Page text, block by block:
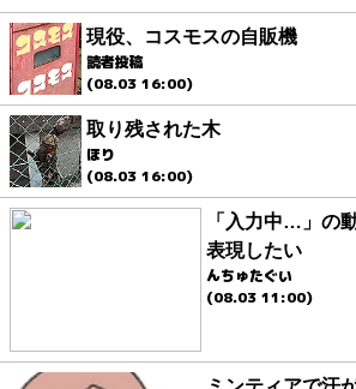
現役、コスモスの自販機
読者投稿
(08.03 16:00)
取り残された木
ほり
(08.03 16:00)
「入力中…」の
表現したい
んちゅたぐい
(08.03 11:00)